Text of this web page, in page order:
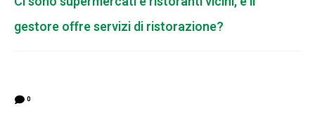
gestore offre servizi di ristorazione?
0